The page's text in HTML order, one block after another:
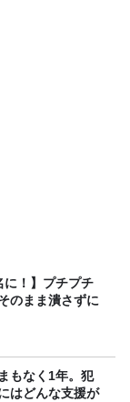
に！】プチプチ
のまま潰さずに
もなく1年。犯
はどんな支援が